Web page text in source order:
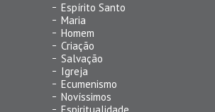
Espírito Santo
Maria
Homem
Criação
Salvação
Igreja
Ecumenismo
Novíssimos